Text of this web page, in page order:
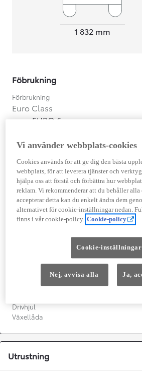
1 832 mm
Föbrukning
Förbrukning
Euro Class
EURO 6
Motor
Cylindrar
Kapacitet
Effekt
Acceleration 0-100km/h
Växellåda
Drivhjul
Växellåda
Utrustning
Vi använder webbplats-cookies
Cookies används för att ge dig den bästa
webbplats, för att leverera tjänster och
hjälpa oss att förstå och förbättra hur
reklam. Vi rekommenderar att du behåller
accepterar detta kan du enkelt ändra dem
alternativet för cookie-inställningar nedan.
finns i vår cookie-policy. Cookie-policy
Cookie-inställningar
Nej, avvisa alla Ja,